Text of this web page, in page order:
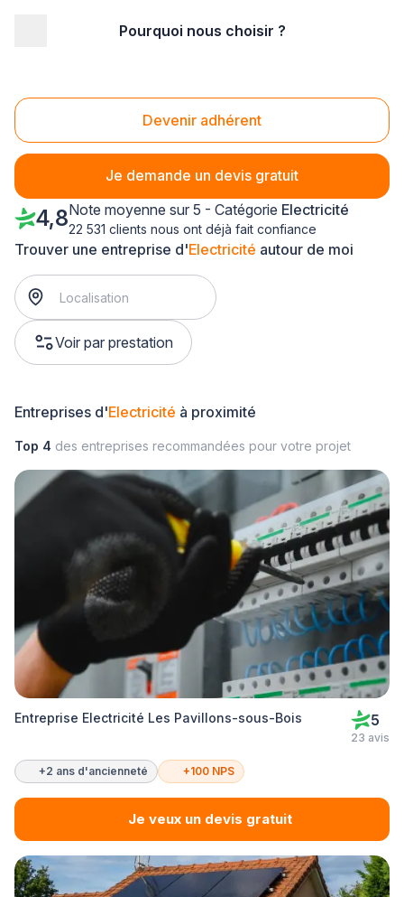
Pourquoi nous choisir ?
Devenir adhérent
Je demande un devis gratuit
Electricité Corbeil-Essonnes (91100)
Trouver une entreprise d'Electricité autour de moi
Voir par prestation
4,8Note moyenne sur 5 - Catégorie Electricité
22 531 clients nous ont déjà fait confiance
Entreprises d'Electricité à proximité
Top 4 des entreprises recommandées pour votre projet
Entreprise Electricité Les Pavillons-sous-Bois 5
23 avis
+2 ans d'ancienneté +100 NPS
Je veux un devis gratuit